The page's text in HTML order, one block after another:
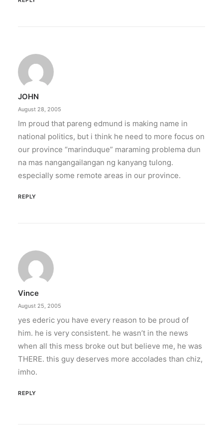
JOHN
August 28, 2005
Im proud that pareng edmund is making name in
national politics, but i think he need to more focus on
our province “marinduque” maraming problema dun
na mas nangangailangan ng kanyang tulong.
especially some remote areas in our province.
REPLY
Vince
August 25, 2005
yes ederic you have every reason to be proud of
him. he is very consistent. he wasn’t in the news
when all this mess broke out but believe me, he was
THERE. this guy deserves more accolades than chiz,
imho.
REPLY